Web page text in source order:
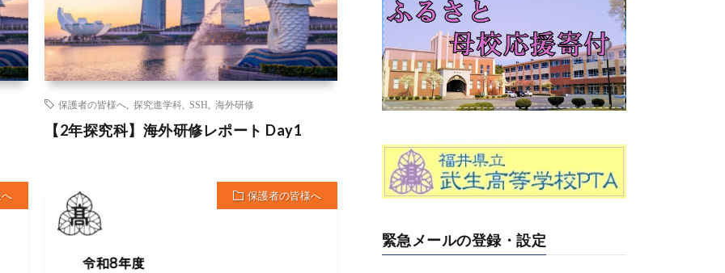
保護者の皆様へ ,探究進学科 SSH ,海外研修
【2年探究科】海外研修レポート Day1
保護者の皆様へ
緊急メールの登録・設定